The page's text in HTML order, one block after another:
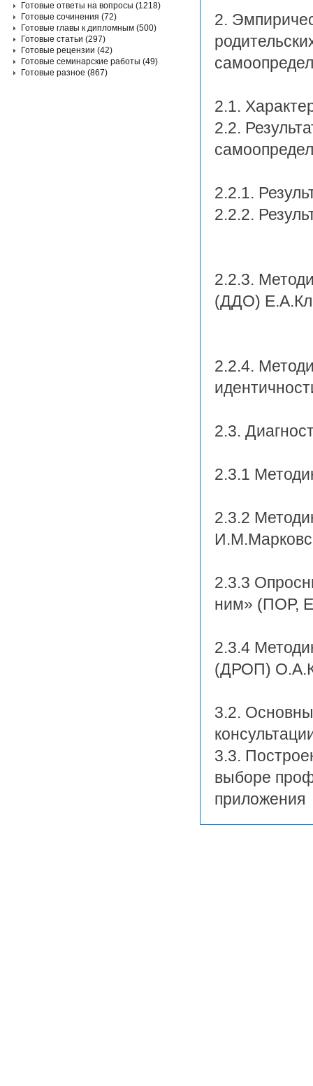
2.
2.1.
2.2.
2.2.1.
2.2.2.
2.2.3.
(ДДО)
2.2.4.
2.3.
2.3.1
2.3.2
2.3.3
ним» (ПОР,
2.3.4
(ДРОП)
3.2.
3.3.
выборе
приложения
Готовые ответы на вопросы (1218)
Готовые сочинения (72)
Готовые главы к дипломным (500)
Готовые статьи (297)
Готовые рецензии (42)
Готовые семинарские работы (49)
Готовые разное (867)